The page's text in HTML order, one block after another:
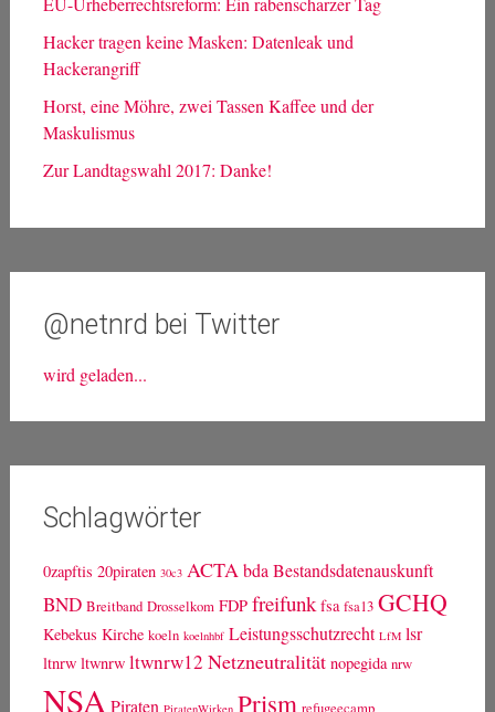
Hacker tragen keine Masken: Datenleak und
Hackerangriff
Horst, eine Möhre, zwei Tassen Kaffee und der
Maskulismus
Zur Landtagswahl 2017: Danke!
@netnrd bei Twitter
wird geladen...
Schlagwörter
0zapftis 20piraten 30c3 ACTA bda Bestandsdatenauskunft
BND Breitband Drosselkom FDP freifunk fsa fsa13 GCHQ
Kebekus Kirche koeln koelnhbf Leistungsschutzrecht LfM lsr
ltnrw ltwnrw ltwnrw12 Netzneutralität nopegida nrw
NSA Piraten PiratenWirken Prism refugeecamp